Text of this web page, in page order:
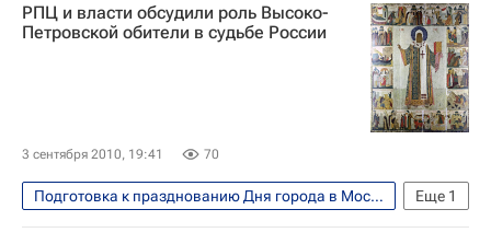
РПЦ и власти обсудили роль Высоко-
Петровской обители в судьбе России
3 сентября 2010, 19:41 70
Еще 1
Подготовка к празднованию Дня города в Москве в 2010 году
Москва